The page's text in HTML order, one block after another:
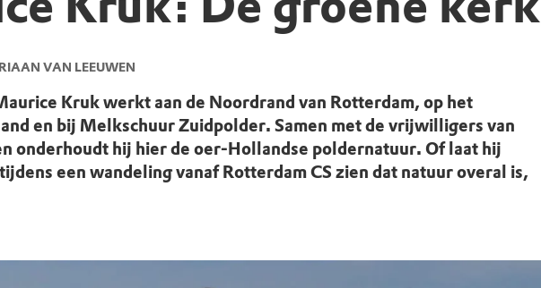
VAN LEEUWEN
Kruk werkt aan de Noordrand van Rotterdam, op het
en bij Melkschuur Zuidpolder. Samen met de vrijwilligers van
onderhoudt hij hier de oer-Hollandse poldernatuur. Of laat hij
een wandeling vanaf Rotterdam CS zien dat natuur overal is,